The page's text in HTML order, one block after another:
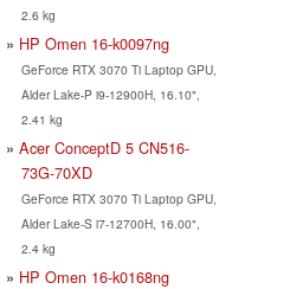
2.6 kg
HP Omen 16-k0097ng
GeForce RTX 3070 Ti Laptop GPU,
Alder Lake-P i9-12900H, 16.10",
2.41 kg
Acer ConceptD 5 CN516-
73G-70XD
GeForce RTX 3070 Ti Laptop GPU,
Alder Lake-S i7-12700H, 16.00",
2.4 kg
HP Omen 16-k0168ng